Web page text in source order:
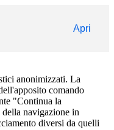
Apri
anonimizzati. La
comando
"Continua la
navigazione in
diversi da quelli